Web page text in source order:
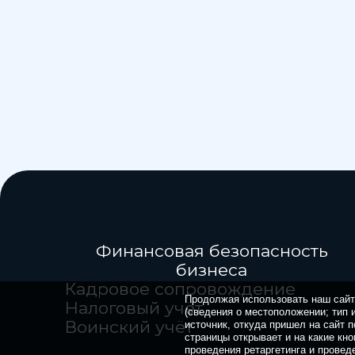
Финансовая безопасность
бизнеса
Кадровое сопровождение
Налоговый учёт
Воинский учёт
Продолжая использовать наш
(сведения о местоположении; тип
источник, откуда пришел на сайт
страницы открывает и на какие
проведения ретаргетинга и